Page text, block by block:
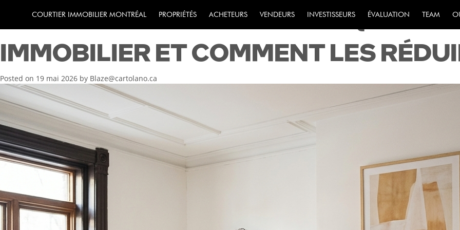
COURTIER IMMOBILIER MONTRÉAL PROPRIÉTÉS ACHETEURS VENDEURS INVESTISSEURS ÉVALUATION TEAM
MONTRÉAL ET LAVAL : 12 RISQUES
IMMOBILIER ET COMMENT LES
Posted on 19 mai 2026 by Blaze@cartolano.ca